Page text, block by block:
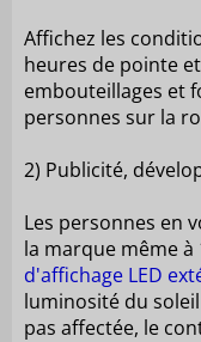
Affichez les
heures de pointe
embouteillages et
personnes sur la
2) Publicité,
Les personnes en
la marque même
d'affichage LED
luminosité du
pas affectée, le